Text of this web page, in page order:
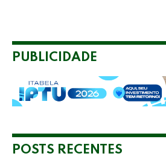
PUBLICIDADE
POSTS RECENTES